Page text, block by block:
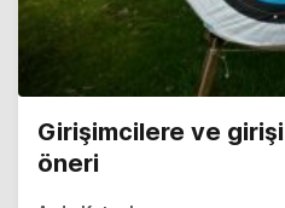
Girişimcilere ve
öneri